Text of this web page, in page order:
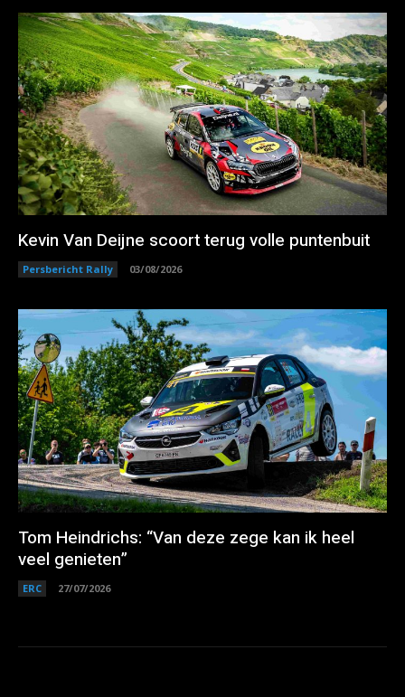
Kevin Van Deijne scoort terug volle puntenbuit
Persbericht Rally 03/08/2026
Tom Heindrichs: “Van deze zege kan ik heel
veel genieten”
ERC 27/07/2026